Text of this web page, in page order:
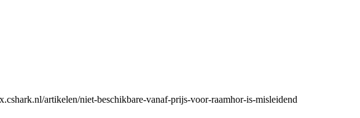
artikelen/niet-beschikbare-vanaf-prijs-voor-raamhor-is-misleidend